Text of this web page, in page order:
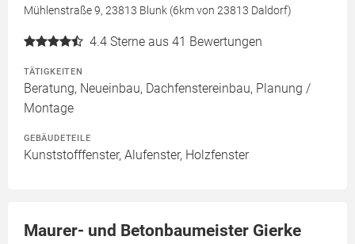
Mühlenstraße 9, 23813 Blunk (6km von 23813 Daldorf)
4.4 Sterne aus 41 Bewertungen
TÄTIGKEITEN
Beratung, Neueinbau, Dachfenstereinbau, Planung /
Montage
GEBÄUDETEILE
Kunststofffenster, Alufenster, Holzfenster
Maurer- und Betonbaumeister Gierke